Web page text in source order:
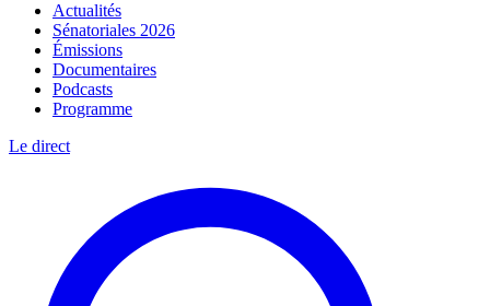
Actualités
Sénatoriales 2026
Émissions
Documentaires
Podcasts
Programme
Le direct